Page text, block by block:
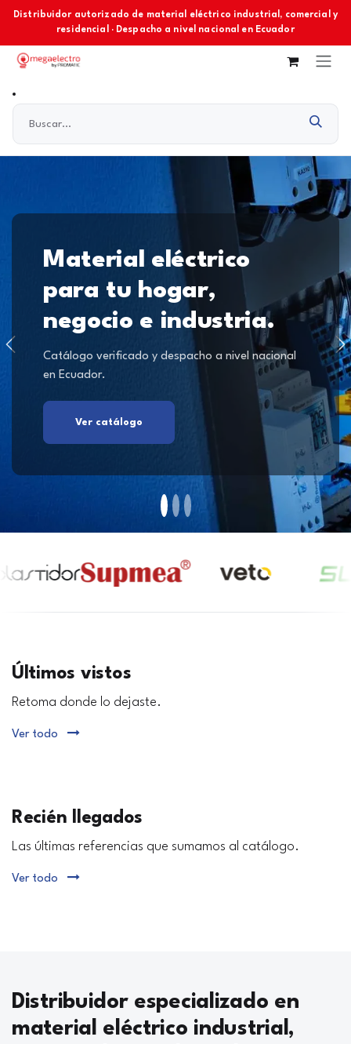
Ir al contenido
Distribuidor autorizado de material eléctrico industrial, comercial y
residencial · Despacho a nivel nacional en Ecuador
Material eléctrico
para tu hogar,
negocio e industria.
Catálogo verificado y despacho a nivel nacional
en Ecuador.
Ver catálogo
Últimos vistos
Retoma donde lo dejaste.
Ver todo
Recién llegados
Las últimas referencias que sumamos al catálogo.
Ver todo
Distribuidor especializado en
material eléctrico industrial,